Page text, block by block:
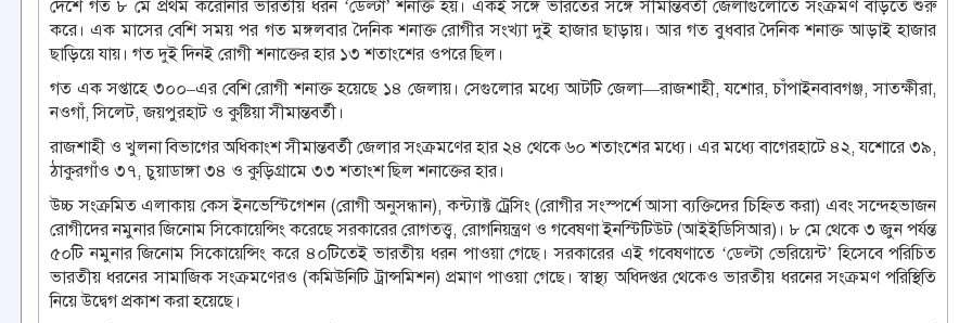
দেশে গত ৮ মে প্রথম করোনার ভারতীয় ধরন ‘ডেল্টা’ শনাক্ত হয়। একই সঙ্গে ভারতের সঙ্গে সীমান্তবর্তী জেলাগুলোতে সংক্রমণ বাড়তে শুরু
করে। এক মাসের বেশি সময় পর গত মঙ্গলবার দৈনিক শনাক্ত রোগীর সংখ্যা দুই হাজার ছাড়ায়। আর গত বুধবার দৈনিক শনাক্ত আড়াই হাজার
ছাড়িয়ে যায়। গত দুই দিনই রোগী শনাক্তের হার ১৩ শতাংশের ওপরে ছিল।
গত এক সপ্তাহে ৩০০–এর বেশি রোগী শনাক্ত হয়েছে ১৪ জেলায়। সেগুলোর মধ্যে আটটি জেলা—রাজশাহী, যশোর, চাঁপাইনবাবগঞ্জ, সাতক্ষীরা,
নওগাঁ, সিলেট, জয়পুরহাট ও কুষ্টিয়া সীমান্তবর্তী।
রাজশাহী ও খুলনা বিভাগের অধিকাংশ সীমান্তবর্তী জেলার সংক্রমণের হার ২৪ থেকে ৬০ শতাংশের মধ্যে। এর মধ্যে বাগেরহাটে ৪২, যশোরে ৩৯,
ঠাকুরগাঁও ৩৭, চুয়াডাঙ্গা ৩৪ ও কুড়িগ্রামে ৩৩ শতাংশ ছিল শনাক্তের হার।
উচ্চ সংক্রমিত এলাকায় কেস ইনভেস্টিগেশন (রোগী অনুসন্ধান), কন্ট্যাক্ট ট্রেসিং (রোগীর সংস্পর্শে আসা ব্যক্তিদের চিহ্নিত করা) এবং সন্দেহভাজন
রোগীদের নমুনার জিনোম সিকোয়েন্সিং করেছে সরকারের রোগতত্ত্ব, রোগনিয়ন্ত্রণ ও গবেষণা ইনস্টিটিউট (আইইডিসিআর)। ৮ মে থেকে ৩ জুন পর্যন্ত
৫০টি নমুনার জিনোম সিকোয়েন্সিং করে ৪০টিতেই ভারতীয় ধরন পাওয়া গেছে। সরকারের এই গবেষণাতে ‘ডেল্টা ভেরিয়েন্ট’ হিসেবে পরিচিত
ভারতীয় ধরনের সামাজিক সংক্রমণেরও (কমিউনিটি ট্রান্সমিশন) প্রমাণ পাওয়া গেছে। স্বাস্থ্য অধিদপ্তর থেকেও ভারতীয় ধরনের সংক্রমণ পরিস্থিতি
নিয়ে উদ্বেগ প্রকাশ করা হয়েছে।